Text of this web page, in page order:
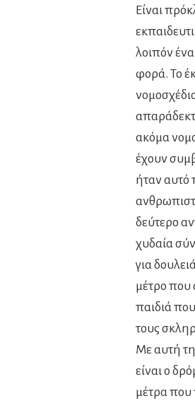
Είναι
λοιπόν
φορά. Το
ακόμα
έχουν
ήταν αυτό
δεύτερο
χυδαία
για
μέτρο που
παιδιά
τους
Με αυτή
είναι ο
μέτρα που